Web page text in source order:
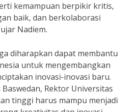
kemampuan berpikir kritis,
baik, dan berkolaborasi
Nadiem.
diharapkan dapat membantu
untuk mengembangkan
inovasi-inovasi baru.
Rektor Universitas
tinggi harus mampu menjadi